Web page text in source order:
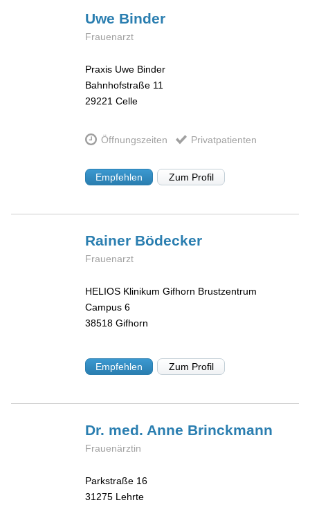
Uwe Binder
Frauenarzt
Praxis Uwe Binder
Bahnhofstraße 11
29221 Celle
Öffnungszeiten Privatpatienten
Empfehlen Zum Profil
Rainer Bödecker
Frauenarzt
HELIOS Klinikum Gifhorn Brustzentrum
Campus 6
38518 Gifhorn
Empfehlen Zum Profil
Dr. med. Anne Brinckmann
Frauenärztin
Parkstraße 16
31275 Lehrte